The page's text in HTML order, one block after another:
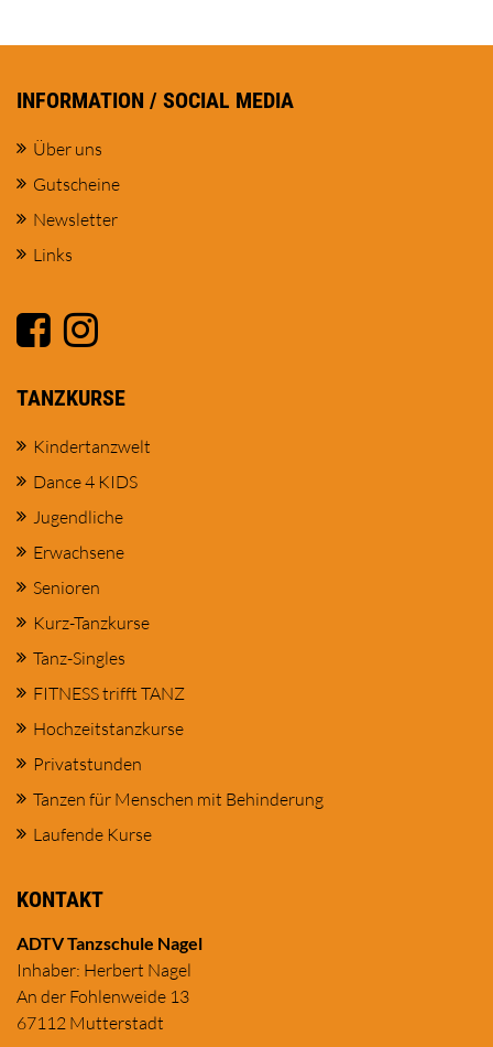
INFORMATION / SOCIAL MEDIA
Über uns
Gutscheine
Newsletter
Links
TANZKURSE
Kindertanzwelt
Dance 4 KIDS
Jugendliche
Erwachsene
Senioren
Kurz-Tanzkurse
Tanz-Singles
FITNESS trifft TANZ
Hochzeitstanzkurse
Privatstunden
Tanzen für Menschen mit Behinderung
Laufende Kurse
KONTAKT
ADTV Tanzschule Nagel
Inhaber: Herbert Nagel
An der Fohlenweide 13
67112 Mutterstadt